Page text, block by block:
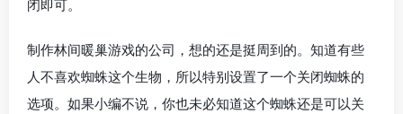
闭即可。
制作林间暖巢游戏的公司，想的还是挺周到的。知道有些
人不喜欢蜘蛛这个生物，所以特别设置了一个关闭蜘蛛的
选项。如果小编不说，你也未必知道这个蜘蛛还是可以关